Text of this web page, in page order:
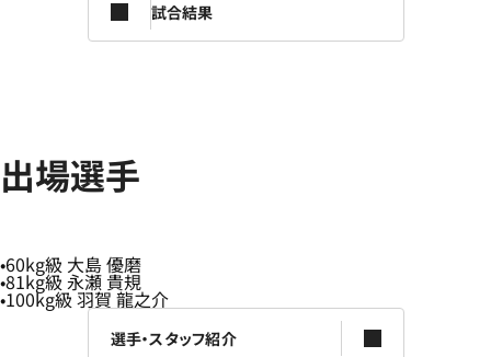
試合結果
出場選手
60kg級 大島 優磨
81kg級 永瀬 貴規
100kg級 羽賀 龍之介
選手・スタッフ紹介